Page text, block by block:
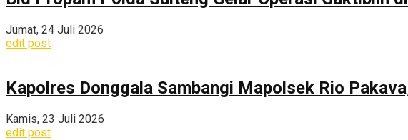
Jumat, 24 Juli 2026
edit post
Kapolres Donggala Sambangi Mapolsek Rio
Kamis, 23 Juli 2026
edit post